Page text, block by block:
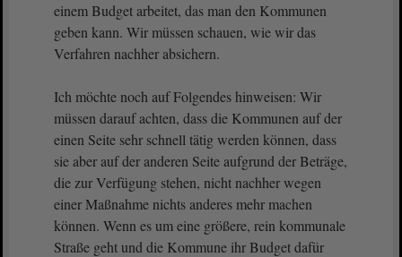
einem Budget arbeitet, das man den Kommunen
geben kann. Wir müssen schauen, wie wir das
Verfahren nachher absichern.
Ich möchte noch auf Folgendes hinweisen: Wir
müssen darauf achten, dass die Kommunen auf der
einen Seite sehr schnell tätig werden können, dass
sie aber auf der anderen Seite aufgrund der Beträge,
die zur Verfügung stehen, nicht nachher wegen
einer Maßnahme nichts anderes mehr machen
können. Wenn es um eine größere, rein kommunale
Straße geht und die Kommune ihr Budget dafür